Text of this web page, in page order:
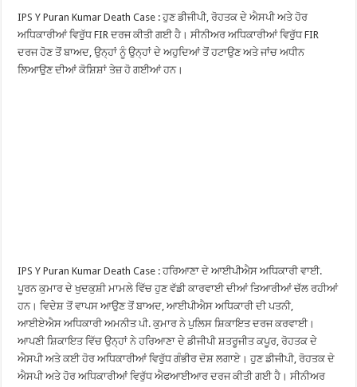
IPS Y Puran Kumar Death Case : ਹੁਣ ਡੀਜੀਪੀ, ਰੋਹਤਕ ਦੇ ਐਸਪੀ ਅਤੇ ਹੋਰ
ਅਧਿਕਾਰੀਆਂ ਵਿਰੁੱਧ FIR ਦਰਜ ਕੀਤੀ ਗਈ ਹੈ। ਸੀਨੀਅਰ ਅਧਿਕਾਰੀਆਂ ਵਿਰੁੱਧ FIR
ਦਰਜ ਹੋਣ ਤੋਂ ਬਾਅਦ, ਉਨ੍ਹਾਂ ਨੂੰ ਉਨ੍ਹਾਂ ਦੇ ਅਹੁਦਿਆਂ ਤੋਂ ਹਟਾਉਣ ਅਤੇ ਜਾਂਚ ਅਧੀਨ
ਲਿਆਉਣ ਦੀਆਂ ਕੋਸ਼ਿਸ਼ਾਂ ਤੇਜ਼ ਹੋ ਗਈਆਂ ਹਨ।
IPS Y Puran Kumar Death Case : ਹਰਿਆਣਾ ਦੇ ਆਈਪੀਐਸ ਅਧਿਕਾਰੀ ਵਾਈ.
ਪੂਰਨ ਕੁਮਾਰ ਦੇ ਖੁਦਕੁਸ਼ੀ ਮਾਮਲੇ ਵਿੱਚ ਹੁਣ ਵੱਡੀ ਕਾਰਵਾਈ ਦੀਆਂ ਤਿਆਰੀਆਂ ਚੱਲ ਰਹੀਆਂ
ਹਨ। ਵਿਦੇਸ਼ ਤੋਂ ਵਾਪਸ ਆਉਣ ਤੋਂ ਬਾਅਦ, ਆਈਪੀਐਸ ਅਧਿਕਾਰੀ ਦੀ ਪਤਨੀ,
ਆਈਏਐਸ ਅਧਿਕਾਰੀ ਅਮਨੀਤ ਪੀ. ਕੁਮਾਰ ਨੇ ਪੁਲਿਸ ਸ਼ਿਕਾਇਤ ਦਰਜ ਕਰਵਾਈ।
ਆਪਣੀ ਸ਼ਿਕਾਇਤ ਵਿੱਚ ਉਨ੍ਹਾਂ ਨੇ ਹਰਿਆਣਾ ਦੇ ਡੀਜੀਪੀ ਸ਼ਤਰੂਜੀਤ ਕਪੂਰ, ਰੋਹਤਕ ਦੇ
ਐਸਪੀ ਅਤੇ ਕਈ ਹੋਰ ਅਧਿਕਾਰੀਆਂ ਵਿਰੁੱਧ ਗੰਭੀਰ ਦੋਸ਼ ਲਗਾਏ। ਹੁਣ ਡੀਜੀਪੀ, ਰੋਹਤਕ ਦੇ
ਐਸਪੀ ਅਤੇ ਹੋਰ ਅਧਿਕਾਰੀਆਂ ਵਿਰੁੱਧ ਐਫਆਈਆਰ ਦਰਜ ਕੀਤੀ ਗਈ ਹੈ। ਸੀਨੀਅਰ